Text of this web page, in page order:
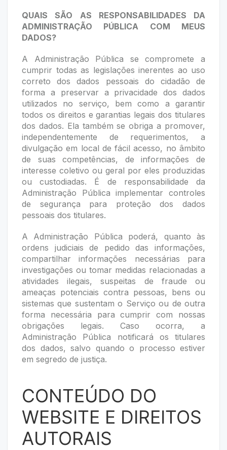
QUAIS SÃO AS RESPONSABILIDADES DA
ADMINISTRAÇÃO PÚBLICA COM MEUS
DADOS?
A Administração Pública se compromete a
cumprir todas as legislações inerentes ao uso
correto dos dados pessoais do cidadão de
forma a preservar a privacidade dos dados
utilizados no serviço, bem como a garantir
todos os direitos e garantias legais dos titulares
dos dados. Ela também se obriga a promover,
independentemente de requerimentos, a
divulgação em local de fácil acesso, no âmbito
de suas competências, de informações de
interesse coletivo ou geral por eles produzidas
ou custodiadas. É de responsabilidade da
Administração Pública implementar controles
de segurança para proteção dos dados
pessoais dos titulares.
A Administração Pública poderá, quanto às
ordens judiciais de pedido das informações,
compartilhar informações necessárias para
investigações ou tomar medidas relacionadas a
atividades ilegais, suspeitas de fraude ou
ameaças potenciais contra pessoas, bens ou
sistemas que sustentam o Serviço ou de outra
forma necessária para cumprir com nossas
obrigações legais. Caso ocorra, a
Administração Pública notificará os titulares
dos dados, salvo quando o processo estiver
em segredo de justiça.
CONTEÚDO DO
WEBSITE E DIREITOS
AUTORAIS